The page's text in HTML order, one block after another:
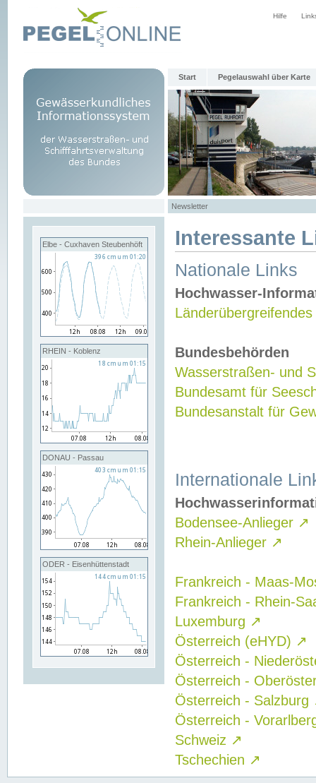
Hilfe
Start Pegelauswahl über Karte
Newsletter
Elbe - Cuxhaven Steubenhöft
RHEIN - Koblenz
DONAU - Passau
ODER - Eisenhüttenstadt
Interessante
Nationale Links
Hochwasser-
Bundesbehörden
Wasserstraßen- und
Bundesamt für
Bundesanstalt für
Internationale
Bodensee-Anlieger ↗
Rhein-Anlieger ↗
Frankreich - Maas-
Frankreich - Rhein-
Luxemburg ↗
Österreich (eHYD) ↗
Österreich -
Österreich -
Österreich - Salzburg
Österreich -
Schweiz ↗
Tschechien ↗